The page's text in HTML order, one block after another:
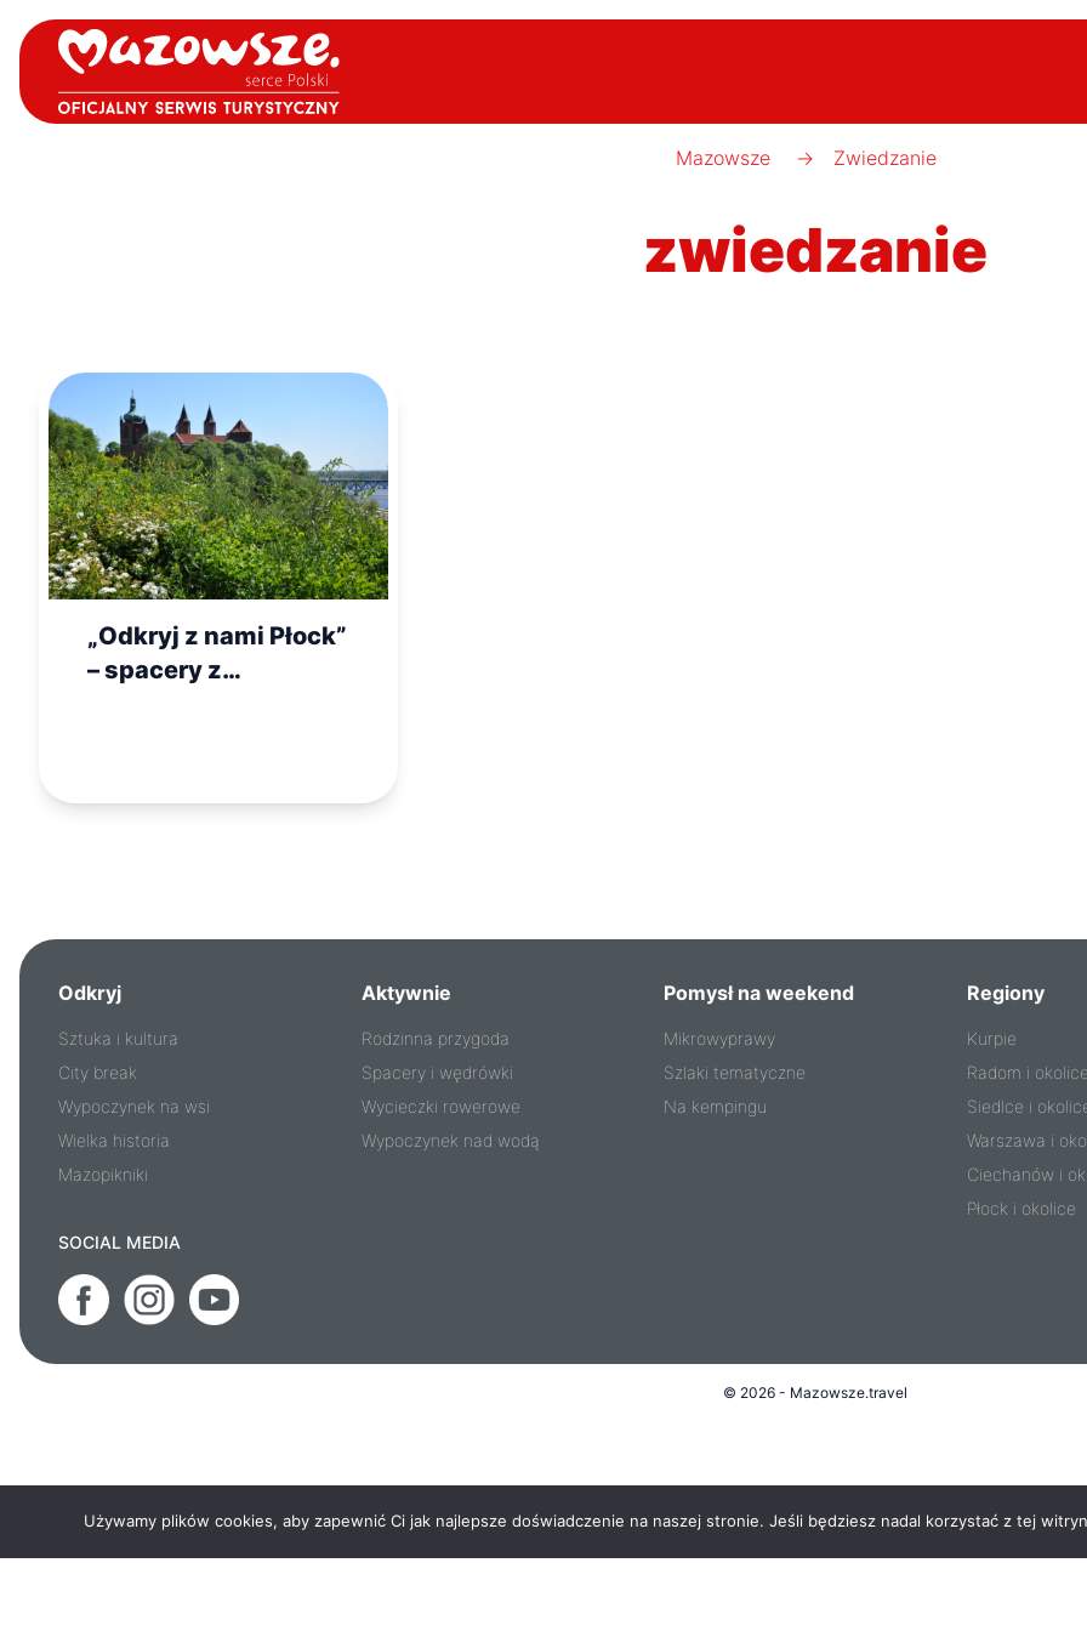
Mazowsze → Zwiedzanie
zwiedzanie
„Odkryj z nami Płock”
– spacery z
Odkryj
Sztuka i kultura
City break
Wypoczynek na wsi
Wielka historia
Mazopikniki
Aktywnie
Rodzinna przygoda
Spacery i wędrówki
Wycieczki rowerowe
Wypoczynek nad wodą
Pomysł na weekend
Mikrowyprawy
Szlaki tematyczne
Na kempingu
Regiony
Kurpie
Radom i
Siedlce i
Warszawa i
Ciechanów i
Płock i okolice
SOCIAL MEDIA
© 2026 - Mazowsze.travel
Używamy plików cookies, aby zapewnić Ci jak najlepsze doświadczenie na naszej stronie. Jeśli będziesz nadal korzystać z tej